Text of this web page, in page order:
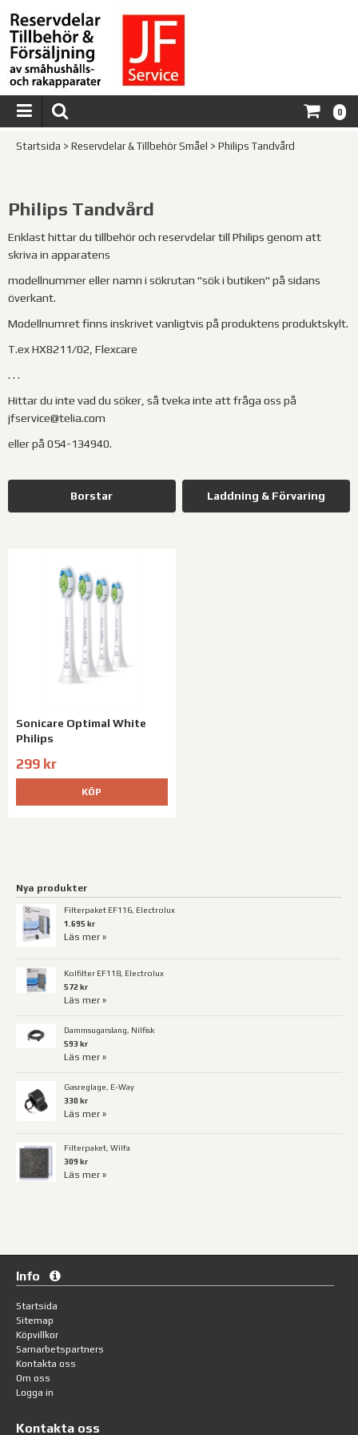
0
Startsida > Reservdelar & Tillbehör Småel > Philips Tandvård
Philips Tandvård
Enklast hittar du tillbehör och reservdelar till Philips genom att
skriva in apparatens
modellnummer eller namn i sökrutan "sök i butiken" på sidans
överkant.
Modellnumret finns inskrivet vanligtvis på produktens produktskylt.
T.ex HX8211/02, Flexcare
. . .
Hittar du inte vad du söker, så tveka inte att fråga oss på
jfservice@telia.com
eller på 054-134940.
Borstar Laddning & Förvaring
Sonicare Optimal White
Philips
299 kr
KÖP
Nya produkter
Filterpaket EF116, Electrolux
1.695 kr
Läs mer »
Kolfilter EF118, Electrolux
572 kr
Läs mer »
Dammsugarslang, Nilfisk
593 kr
Läs mer »
Gasreglage, E-Way
330 kr
Läs mer »
Filterpaket, Wilfa
309 kr
Läs mer »
Info
Startsida
Sitemap
Köpvillkor
Samarbetspartners
Kontakta oss
Om oss
Logga in
Kontakta oss